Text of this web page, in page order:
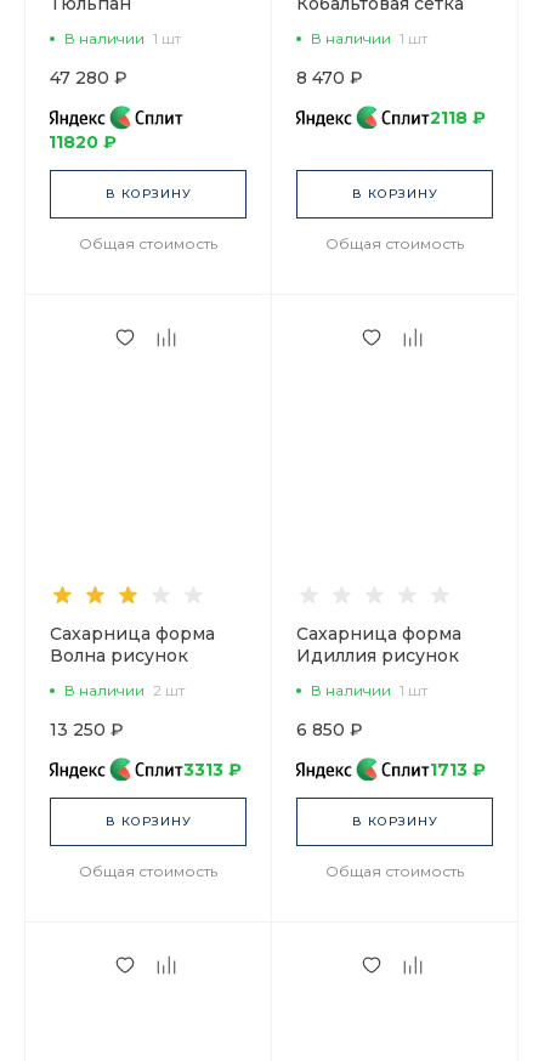
персон 14
предметов, арт.
81.20942.00.1
В наличии 1 шт
47 280 ₽
11820 ₽
В КОРЗИНУ
Общая стоимость
В наличии 1 шт
8 470 ₽
2118 ₽
В КОРЗИНУ
Общая стоимость
Сахарница форма
Волна рисунок
арт. 80.06535.00.1
В наличии 2 шт
13 250 ₽
3313 ₽
В КОРЗИНУ
Общая стоимость
Сахарница форма
Идиллия рисунок
80.96961.00.1
В наличии 1 шт
6 850 ₽
1713 ₽
В КОРЗИНУ
Общая стоимость